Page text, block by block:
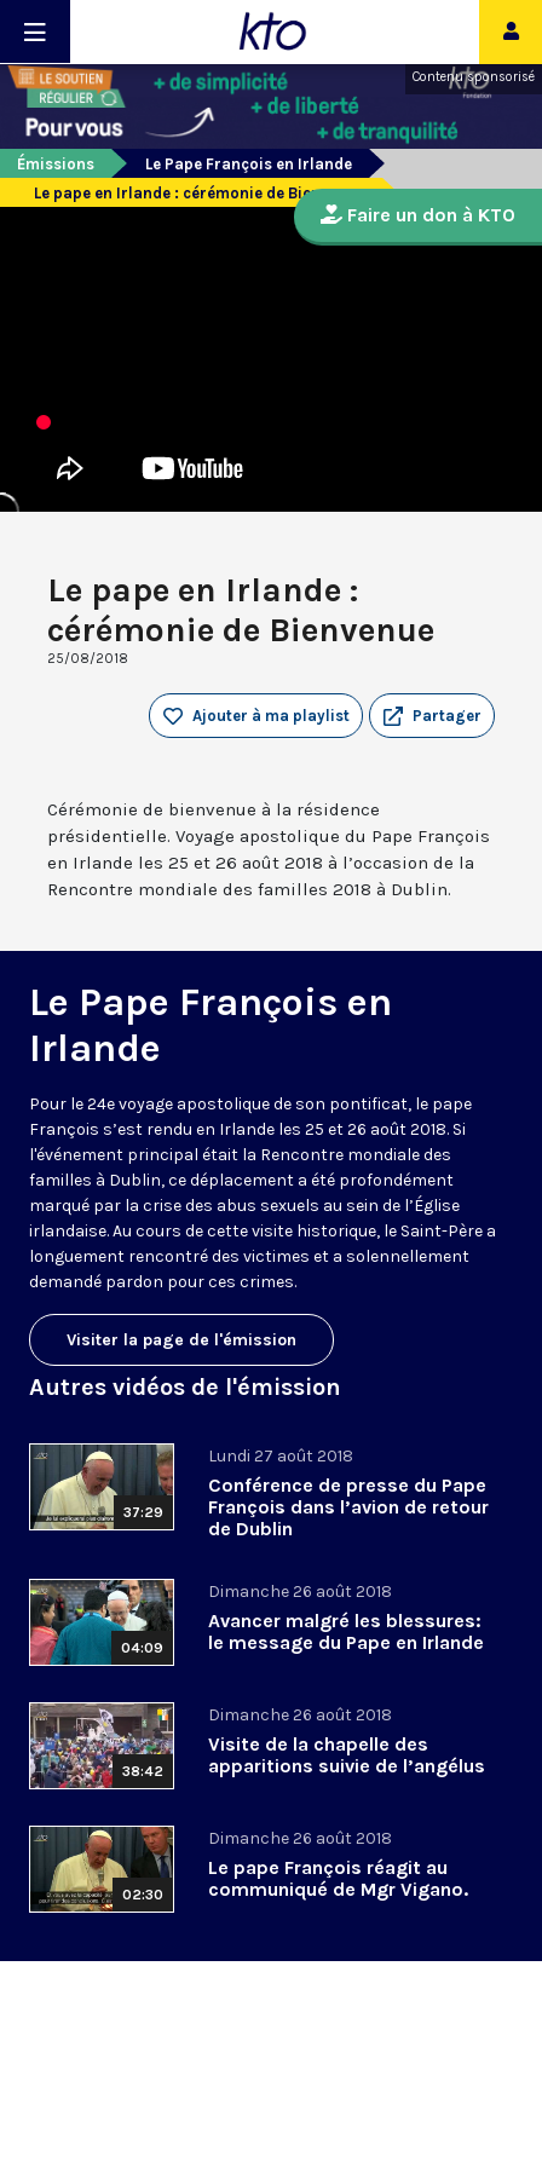
Contenu sponsorisé
Émissions
Le Pape François en Irlande
Le pape en Irlande : cérémonie de Bienvenue
Le pape en Irlande :
cérémonie de Bienvenue
25/08/2018
Partager
Ajouter à ma playlist
Cérémonie de bienvenue à la résidence
présidentielle. Voyage apostolique du Pape François
en Irlande les 25 et 26 août 2018 à l’occasion de la
Rencontre mondiale des familles 2018 à Dublin.
Le Pape François en
Irlande
Pour le 24e voyage apostolique de son pontificat, le pape
François s’est rendu en Irlande les 25 et 26 août 2018. Si
l'événement principal était la Rencontre mondiale des
familles à Dublin, ce déplacement a été profondément
marqué par la crise des abus sexuels au sein de l’Église
irlandaise. Au cours de cette visite historique, le Saint-Père a
longuement rencontré des victimes et a solennellement
demandé pardon pour ces crimes.
Visiter la page de l'émission
Autres vidéos de l'émission
37:29
Lundi 27 août 2018
Conférence de presse du Pape
François dans l’avion de retour
de Dublin
04:09
Dimanche 26 août 2018
Avancer malgré les blessures:
le message du Pape en Irlande
38:42
Dimanche 26 août 2018
Visite de la chapelle des
apparitions suivie de l’angélus
02:30
Dimanche 26 août 2018
Le pape François réagit au
communiqué de Mgr Vigano.
Faire un don à KTO